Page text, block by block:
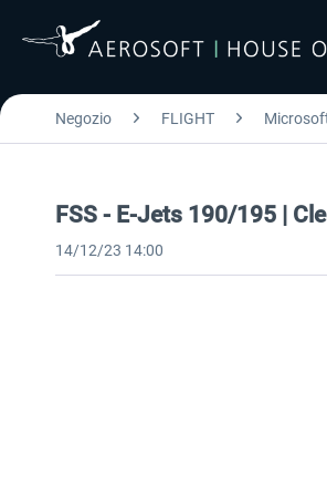
Negozio FLIGHT
FSS - E-Jets 190/195 |
14/12/23 14:00